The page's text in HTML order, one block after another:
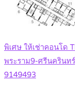
พิเศษ ให้เช่าคอนโด
พระราม9-ศรีนครินท
9149493